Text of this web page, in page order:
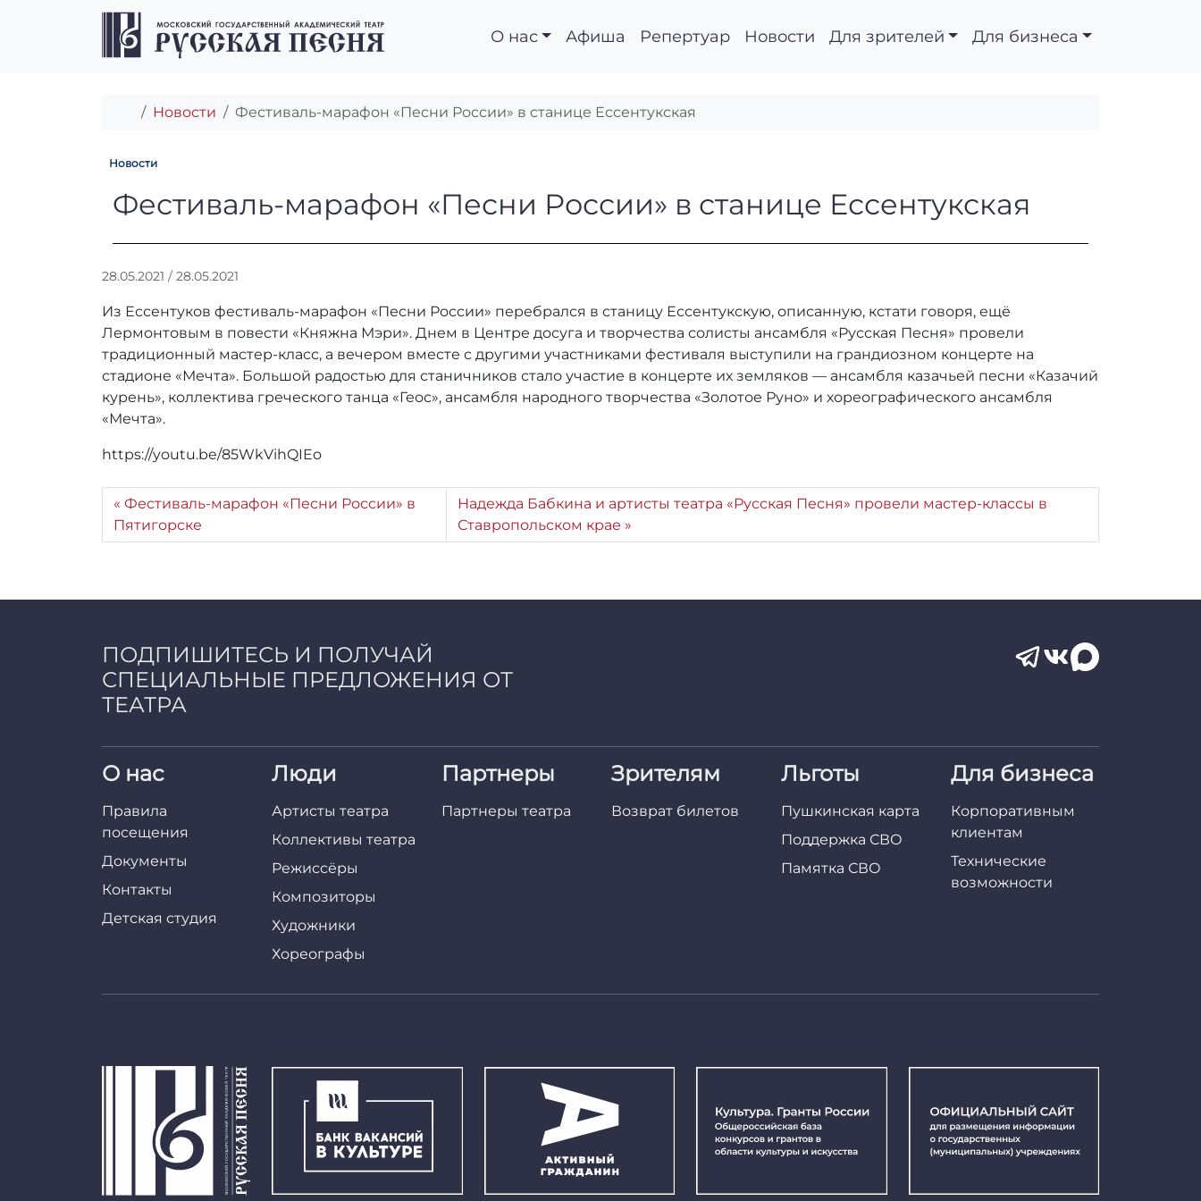
Перейти к содержимому
Перейти к футеру
О нас Афиша Репертуар Новости Для зрителей Для бизнеса
Главная
Новости Фестиваль-марафон «Песни России» в станице Ессентукская
Новости
Фестиваль-марафон «Песни России» в станице
Фестиваль-марафон «Песни России» в станице Ессентукская
28.05.2021 / 28.05.2021
т
о
р
r
d
i
Из Ессентуков фестиваль-марафон «Песни России» перебрался в станицу Ессентукскую, описанную, кстати говоря, ещё
Лермонтовым в повести «Княжна Мэри». Днем в Центре досуга и творчества солисты ансамбля «Русская Песня» провели
традиционный мастер-класс, а вечером вместе с другими участниками фестиваля выступили на грандиозном концерте на
стадионе «Мечта». Большой радостью для станичников стало участие в концерте их земляков — ансамбля казачьей песни «Казачий
курень», коллектива греческого танца «Геос», ансамбля народного творчества «Золотое Руно» и хореографического ансамбля
«Мечта».
https://youtu.be/85WkVihQIEo
Фестиваль-марафон «Песни России» в
Пятигорске
Надежда Бабкина и артисты театра «Русская Песня» провели мастер-классы в
Ставропольском крае
ПОДПИШИТЕСЬ И ПОЛУЧАЙ
СПЕЦИАЛЬНЫЕ ПРЕДЛОЖЕНИЯ ОТ
ТЕАТРА
О нас
Правила
посещения
Документы
Контакты
Детская студия
Люди
Артисты театра
Коллективы театра
Режиссёры
Композиторы
Художники
Хореографы
Партнеры
Партнеры театра
Зрителям
Возврат билетов
Льготы
Пушкинская карта
Поддержка СВО
Памятка СВО
Для бизнеса
Корпоративным
клиентам
Технические
возможности